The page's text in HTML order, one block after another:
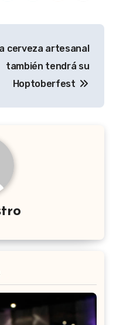
cerveza artesanal
también tendrá su
Hoptoberfest